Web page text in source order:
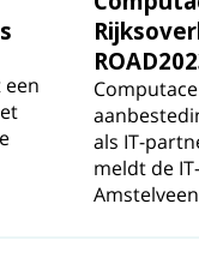
als IT-
meldt de